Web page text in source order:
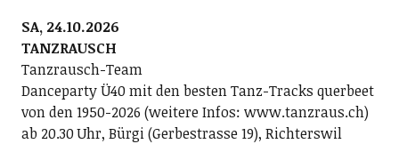
SA, 24.10.2026
TANZRAUSCH
Tanzrausch-Team
Danceparty Ü40 mit den besten Tanz-Tracks querbeet
von den 1950-2026 (weitere Infos: www.tanzraus.ch)
ab 20.30 Uhr, Bürgi (Gerbestrasse 19), Richterswil